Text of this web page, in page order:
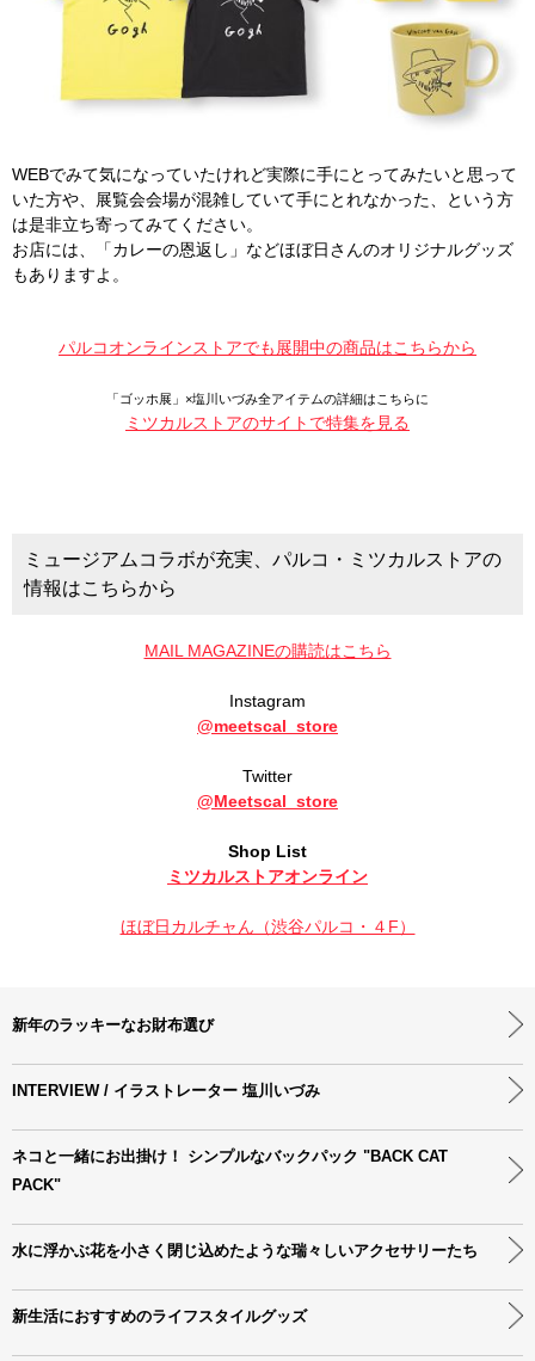
WEBでみて気になっていたけれど実際に手にとってみたいと思って
いた方や、展覧会会場が混雑していて手にとれなかった、という方
は是非立ち寄ってみてください。
お店には、「カレーの恩返し」などほぼ日さんのオリジナルグッズ
もありますよ。
パルコオンラインストアでも展開中の商品はこちらから
「ゴッホ展」×塩川いづみ全アイテムの詳細はこちらに
ミツカルストアのサイトで特集を見る
ミュージアムコラボが充実、パルコ・ミツカルストアの
情報はこちらから
MAIL MAGAZINEの購読はこちら
Instagram
@meetscal_store
Twitter
@Meetscal_store
Shop List
ミツカルストアオンライン
ほぼ日カルチャん（渋谷パルコ・４F）
新年のラッキーなお財布選び
INTERVIEW / イラストレーター 塩川いづみ
ネコと一緒にお出掛け！ シンプルなバックパック "BACK CAT
PACK"
水に浮かぶ花を小さく閉じ込めたような瑞々しいアクセサリーたち
新生活におすすめのライフスタイルグッズ